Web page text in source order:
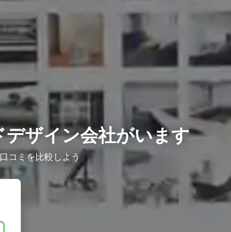
ザイン会社がいます
コミを比較しよう